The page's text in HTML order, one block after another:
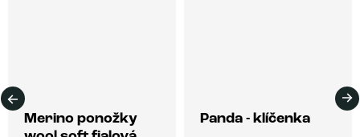
Merino ponožky
Panda - klíčenka